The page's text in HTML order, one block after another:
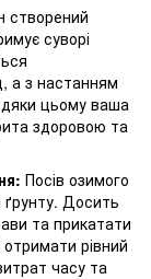
створений
суворі
а з настанням
цьому ваша
здоровою та
Посів озимого
ґрунту. Досить
та прикатати
рівний
часу та